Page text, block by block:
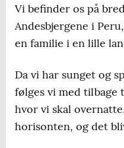
Vi befinder os på
Andesbjergene i
en familie i en lille
Da vi har sunget og
følges vi med tilbage
hvor vi skal
horisonten, og det